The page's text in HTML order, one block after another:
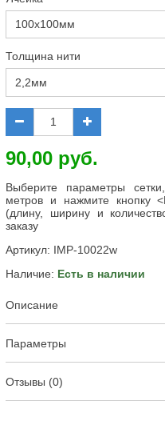
Толщина нити
90,00 руб.
Выберите параметры
метров и нажмите кнопку
(длину, ширину и
заказу
Артикул: IMP-10022w
Наличие: Есть в наличии
Описание
Параметры
Отзывы (0)